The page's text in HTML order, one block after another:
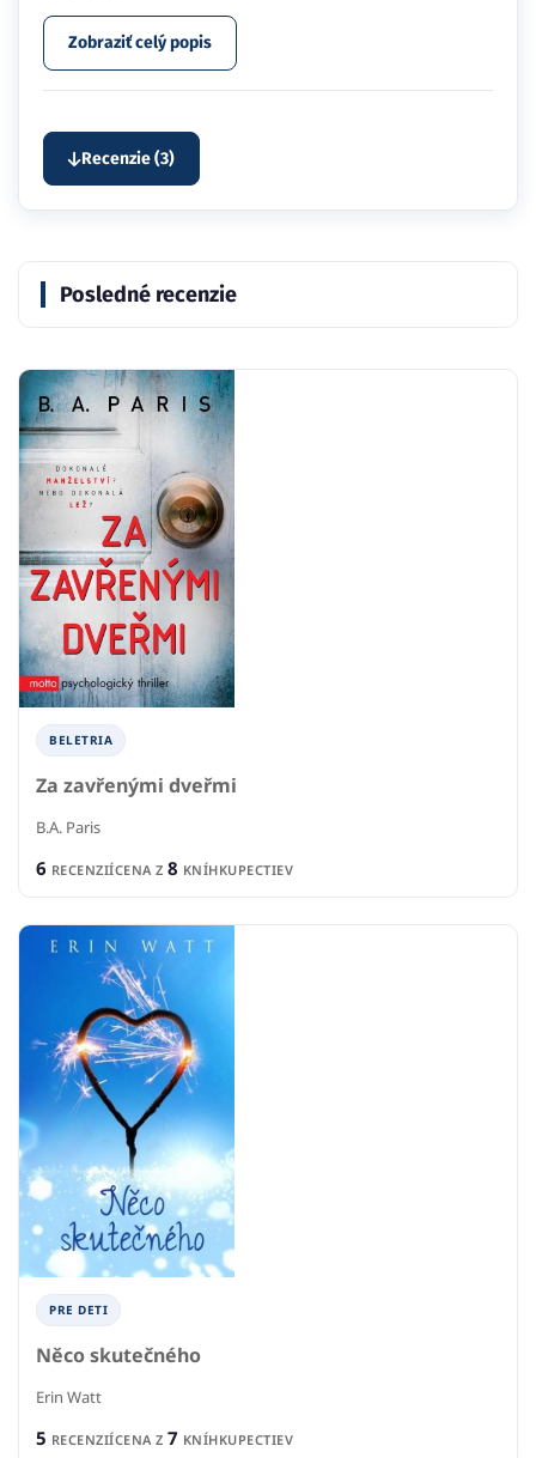
Zobraziť celý popis
Recenzie (3)
Posledné recenzie
BELETRIA
Za zavřenými dveřmi
B.A. Paris
6 RECENZIÍCENA Z 8 KNÍHKUPECTIEV
PRE DETI
Něco skutečného
Erin Watt
5 RECENZIÍCENA Z 7 KNÍHKUPECTIEV